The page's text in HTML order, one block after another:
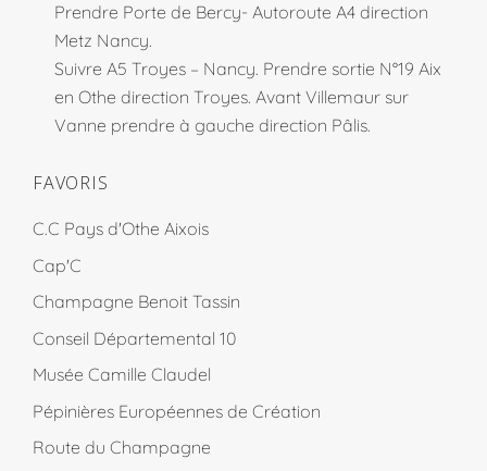
Prendre Porte de Bercy- Autoroute A4 direction
Metz Nancy.
Suivre A5 Troyes – Nancy. Prendre sortie N°19 Aix
en Othe direction Troyes. Avant Villemaur sur
Vanne prendre à gauche direction Pâlis.
FAVORIS
C.C Pays d'Othe Aixois
Cap'C
Champagne Benoit Tassin
Conseil Départemental 10
Musée Camille Claudel
Pépinières Européennes de Création
Route du Champagne